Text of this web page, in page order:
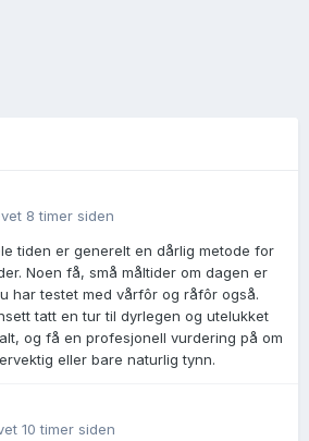
8 timer siden
tiden er generelt en dårlig metode for
Noen få, små måltider om dagen er
har testet med vårfôr og råfôr også.
tatt en tur til dyrlegen og utelukket
og få en profesjonell vurdering på om
eller bare naturlig tynn.
10 timer siden